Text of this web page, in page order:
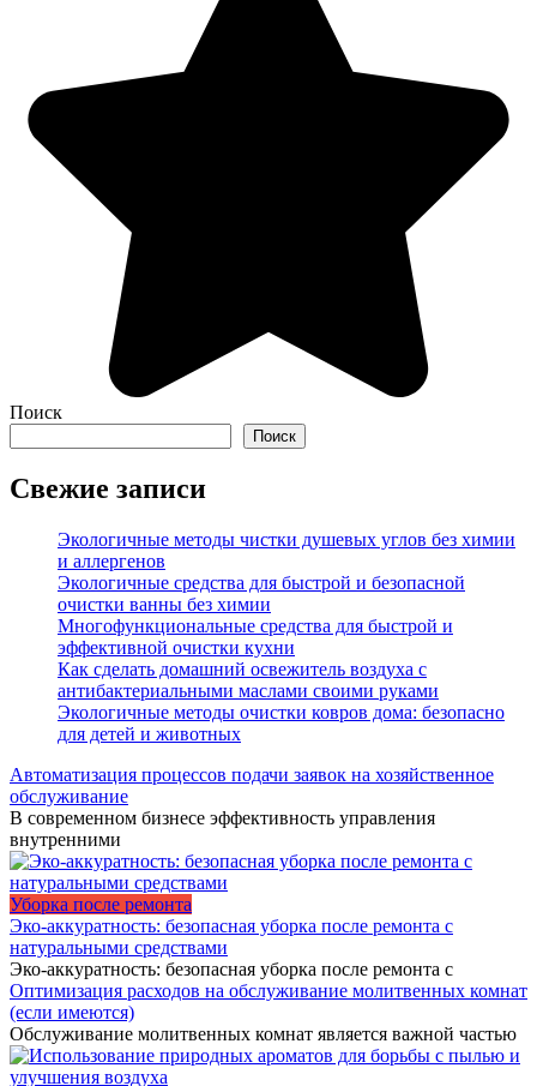
Поиск
Поиск
Свежие записи
Экологичные методы чистки душевых углов без химии
и аллергенов
Экологичные средства для быстрой и безопасной
очистки ванны без химии
Многофункциональные средства для быстрой и
эффективной очистки кухни
Как сделать домашний освежитель воздуха с
антибактериальными маслами своими руками
Экологичные методы очистки ковров дома: безопасно
для детей и животных
Автоматизация процессов подачи заявок на хозяйственное
обслуживание
В современном бизнесе эффективность управления
внутренними
Уборка после ремонта
Эко-аккуратность: безопасная уборка после ремонта с
натуральными средствами
Эко-аккуратность: безопасная уборка после ремонта с
Оптимизация расходов на обслуживание молитвенных комнат
(если имеются)
Обслуживание молитвенных комнат является важной частью